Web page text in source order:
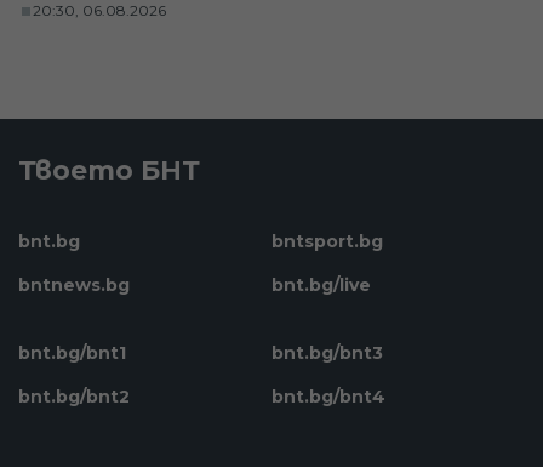
20:30, 06.08.2026
Твоето БНТ
bnt.bg
bntnews.bg
bntsport.bg
bnt.bg/live
bnt.bg/bnt1
bnt.bg/bnt2
bnt.bg/bnt3
bnt.bg/bnt4